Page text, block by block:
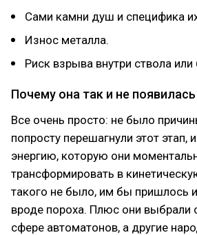
Сами камни душ и специфика
Износ металла.
Риск взрыва внутри ствола или
Почему она так и не появилась
Все очень просто: не было
попросту перешагнули этот этап,
энергию, которую они
трансформировать в
такого не было, им бы пришлось
вроде пороха. Плюс они выбрали
сфере автоматонов, а другие